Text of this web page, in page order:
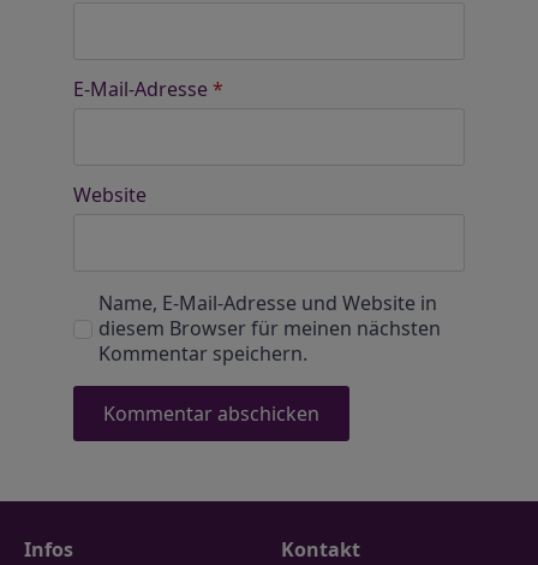
E-Mail-Adresse *
Website
Name, E-Mail-Adresse und Website in
diesem Browser für meinen nächsten
Kommentar speichern.
Infos Kontakt